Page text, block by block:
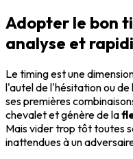
Adopter le bon
analyse et
Le timing est une
l'autel de l'hésitation ou
ses premières
chevalet et génère de la
Mais vider trop tôt toutes
inattendues à un